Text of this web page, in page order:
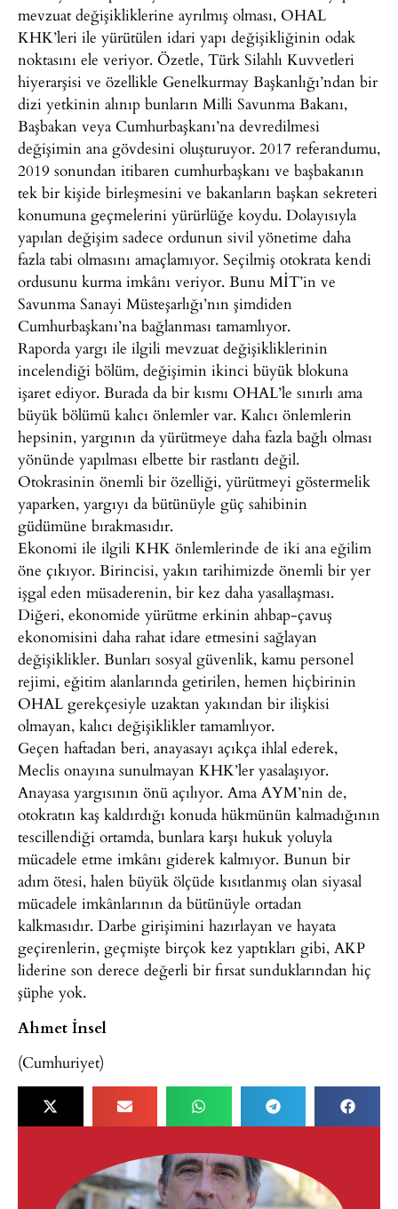
mevzuat değişikliklerine ayrılmış olması, OHAL
KHK’leri ile yürütülen idari yapı değişikliğinin odak
noktasını ele veriyor. Özetle, Türk Silahlı Kuvvetleri
hiyerarşisi ve özellikle Genelkurmay Başkanlığı’ndan bir
dizi yetkinin alınıp bunların Milli Savunma Bakanı,
Başbakan veya Cumhurbaşkanı’na devredilmesi
değişimin ana gövdesini oluşturuyor. 2017 referandumu,
2019 sonundan itibaren cumhurbaşkanı ve başbakanın
tek bir kişide birleşmesini ve bakanların başkan sekreteri
konumuna geçmelerini yürürlüğe koydu. Dolayısıyla
yapılan değişim sadece ordunun sivil yönetime daha
fazla tabi olmasını amaçlamıyor. Seçilmiş otokrata kendi
ordusunu kurma imkânı veriyor. Bunu MİT’in ve
Savunma Sanayi Müsteşarlığı’nın şimdiden
Cumhurbaşkanı’na bağlanması tamamlıyor.
Raporda yargı ile ilgili mevzuat değişikliklerinin
incelendiği bölüm, değişimin ikinci büyük blokuna
işaret ediyor. Burada da bir kısmı OHAL’le sınırlı ama
büyük bölümü kalıcı önlemler var. Kalıcı önlemlerin
hepsinin, yargının da yürütmeye daha fazla bağlı olması
yönünde yapılması elbette bir rastlantı değil.
Otokrasinin önemli bir özelliği, yürütmeyi göstermelik
yaparken, yargıyı da bütünüyle güç sahibinin
güdümüne bırakmasıdır.
Ekonomi ile ilgili KHK önlemlerinde de iki ana eğilim
öne çıkıyor. Birincisi, yakın tarihimizde önemli bir yer
işgal eden müsaderenin, bir kez daha yasallaşması.
Diğeri, ekonomide yürütme erkinin ahbap-çavuş
ekonomisini daha rahat idare etmesini sağlayan
değişiklikler. Bunları sosyal güvenlik, kamu personel
rejimi, eğitim alanlarında getirilen, hemen hiçbirinin
OHAL gerekçesiyle uzaktan yakından bir ilişkisi
olmayan, kalıcı değişiklikler tamamlıyor.
Geçen haftadan beri, anayasayı açıkça ihlal ederek,
Meclis onayına sunulmayan KHK’ler yasalaşıyor.
Anayasa yargısının önü açılıyor. Ama AYM’nin de,
otokratın kaş kaldırdığı konuda hükmünün kalmadığının
tescillendiği ortamda, bunlara karşı hukuk yoluyla
mücadele etme imkânı giderek kalmıyor. Bunun bir
adım ötesi, halen büyük ölçüde kısıtlanmış olan siyasal
mücadele imkânlarının da bütünüyle ortadan
kalkmasıdır. Darbe girişimini hazırlayan ve hayata
geçirenlerin, geçmişte birçok kez yaptıkları gibi, AKP
liderine son derece değerli bir fırsat sunduklarından hiç
şüphe yok.
Ahmet İnsel
(Cumhuriyet)